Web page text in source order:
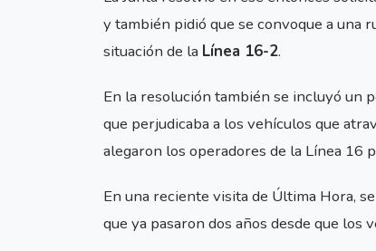
y también pidió que se convoque a una
situación de la Línea 16-2.
En la resolución también se incluyó un
que perjudicaba a los vehículos que
alegaron los operadores de la Línea 16
En una reciente visita de Última Hora,
que ya pasaron dos años desde que los